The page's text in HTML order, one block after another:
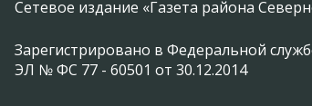
Сетевое издание «Газета района
Зарегистрировано в Федеральной
ЭЛ № ФС 77 - 60501 от 30.12.2014